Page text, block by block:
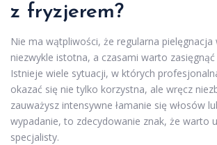
z fryzjerem?
Nie ma wątpliwości, że regularna pielęgnacja
niezwykle istotna, a czasami warto
Istnieje wiele sytuacji, w których
okazać się nie tylko korzystna, ale wręcz
zauważysz intensywne łamanie się włosów
wypadanie, to zdecydowanie znak, że warto
specjalisty.